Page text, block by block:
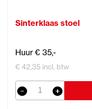
Sinterklaas stoel
Huur € 35,-
€ 42,35 incl. btw